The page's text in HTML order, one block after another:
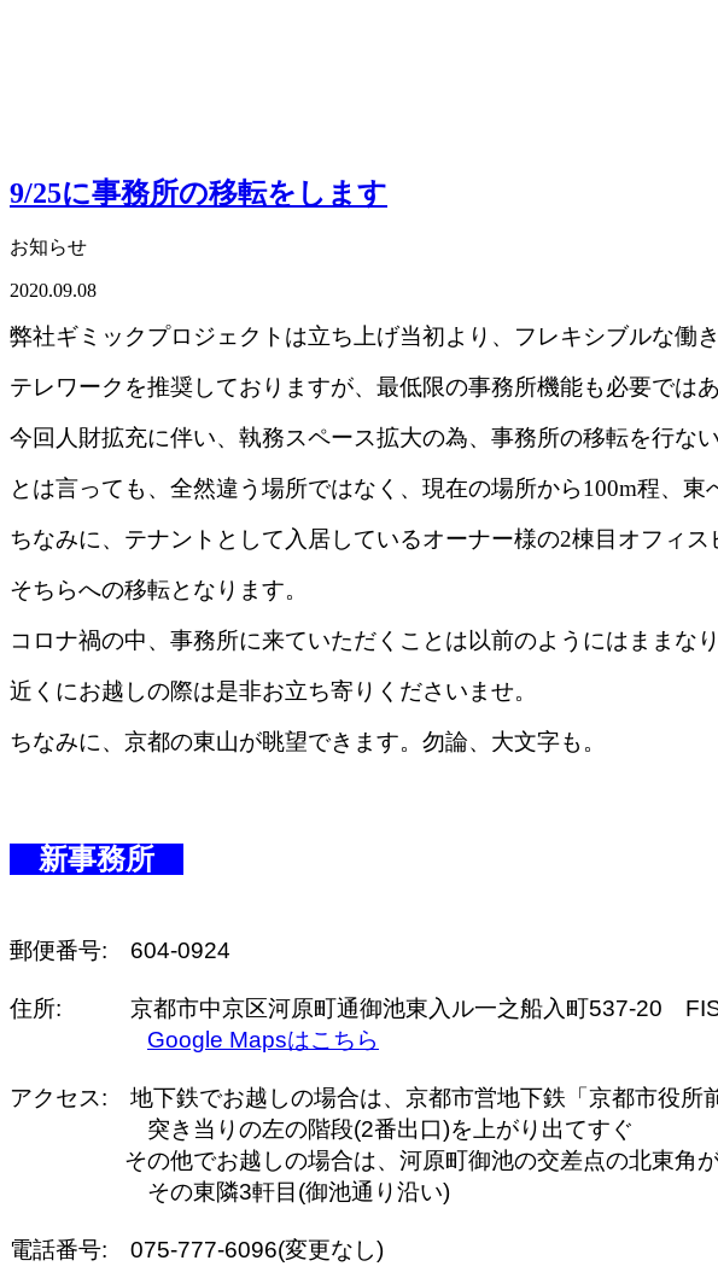
9/25に事務所の移転をします
お知らせ
2020.09.08
弊社ギミックプロジェクトは立ち上げ当初より、フレキシブルな働
テレワークを推奨しておりますが、最低限の事務所機能も必要では
今回人財拡充に伴い、執務スペース拡大の為、事務所の移転を行ない
とは言っても、全然違う場所ではなく、現在の場所から100m程、東
ちなみに、テナントとして入居しているオーナー様の2棟目オフィス
そちらへの移転となります。
コロナ禍の中、事務所に来ていただくことは以前のようにはままなり
近くにお越しの際は是非お立ち寄りくださいませ。
ちなみに、京都の東山が眺望できます。勿論、大文字も。
新事務所
住所:　　　京都市中京区河原町通御池東入ル一之船入町537-20　
Google Mapsはこちら
アクセス: 地下鉄でお越しの場合は、京都市営地下鉄「京都市役所
突き当りの左の階段(2番出口)を上がり出てすぐ
その他でお越しの場合は、河原町御池の交差点の北東角がホ
その東隣3軒目(御池通り沿い)
電話番号:　075-777-6096(変更なし)